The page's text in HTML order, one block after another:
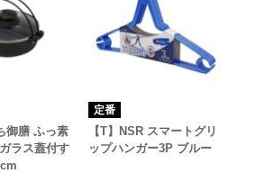
御膳 ふっ素
ラス蓋付す
定番
【T】NSR スマートグリ
ップハンガー3P ブルー